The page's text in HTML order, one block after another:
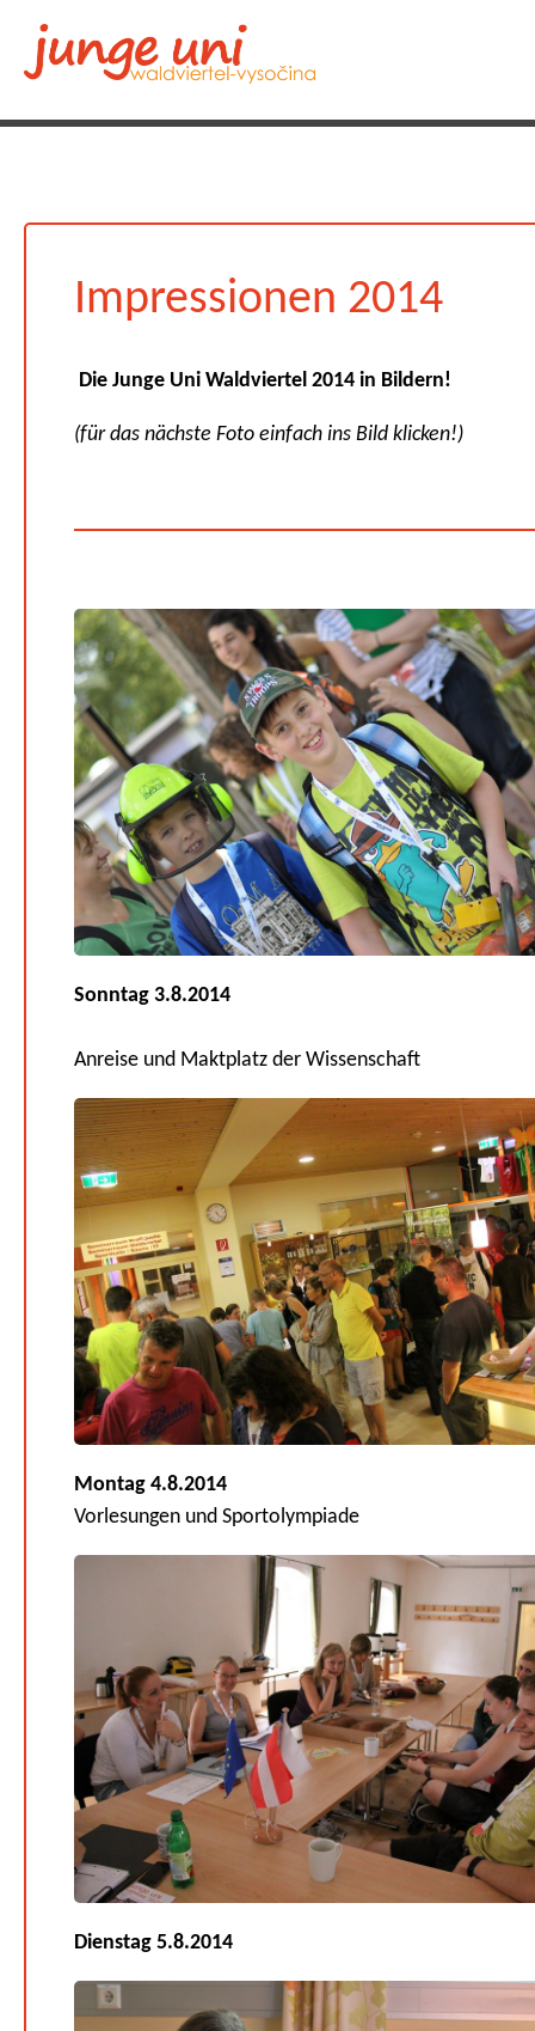
Impressionen 2014
Die Junge Uni Waldviertel 2014 in Bildern!
(für das nächste Foto einfach ins Bild klicken!)
Sonntag 3.8.2014
Anreise und Maktplatz der Wissenschaft
Montag 4.8.2014
Vorlesungen und Sportolympiade
Dienstag 5.8.2014